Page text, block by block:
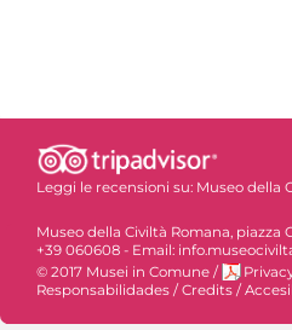
Leggi le recensioni su: Museo della
Museo della Civiltà Romana, piazza
+39 060608 - Email:
© 2017 Musei in Comune /
Responsabilidades / Credits /